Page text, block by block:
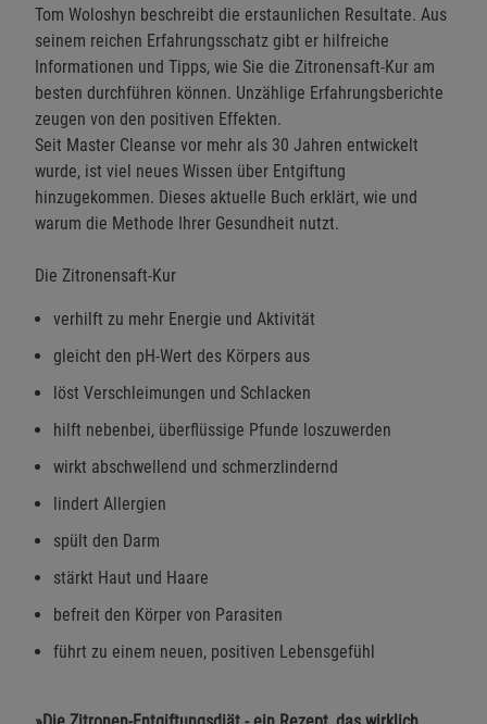
Tom Woloshyn beschreibt die erstaunlichen Resultate. Aus
seinem reichen Erfahrungsschatz gibt er hilfreiche
Informationen und Tipps, wie Sie die Zitronensaft-Kur am
besten durchführen können. Unzählige Erfahrungsberichte
zeugen von den positiven Effekten.
Seit Master Cleanse vor mehr als 30 Jahren entwickelt
wurde, ist viel neues Wissen über Entgiftung
hinzugekommen. Dieses aktuelle Buch erklärt, wie und
warum die Methode Ihrer Gesundheit nutzt.
Die Zitronensaft-Kur
verhilft zu mehr Energie und Aktivität
gleicht den pH-Wert des Körpers aus
löst Verschleimungen und Schlacken
hilft nebenbei, überflüssige Pfunde loszuwerden
wirkt abschwellend und schmerzlindernd
lindert Allergien
spült den Darm
stärkt Haut und Haare
befreit den Körper von Parasiten
führt zu einem neuen, positiven Lebensgefühl